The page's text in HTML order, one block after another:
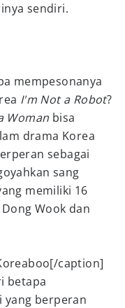
sendiri.
mempesonanya
I'm Not a Robot?
Woman bisa
drama Korea
sebagai
sang
memiliki 16
Wook dan
caption]
betapa
yang berperan